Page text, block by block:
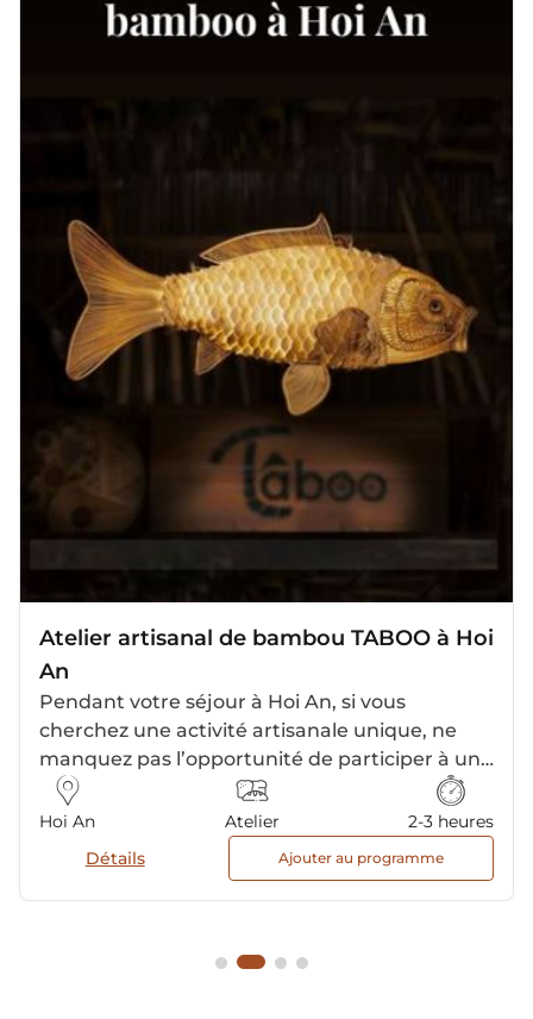
Atelier artisanal de bambou TABOO à Hoi
An
Pendant votre séjour à Hoi An, si vous
cherchez une activité artisanale unique, ne
manquez pas l’opportunité de participer à un
atelier de fabrication d’objets en bambou.
Situé en plein cœur de la campagne autour de
Hoi An, cet atelier vous invite à découvrir l’art
traditionnel du bambou tout en créant vos
propres objets faits main. C'est une expérience
souhaitent rapporter un souvenir authentique
Hoi An Atelier
2-3 heures
Détails
Ajouter au programme